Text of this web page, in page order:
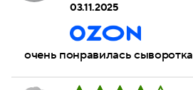
03.11.2025
очень понравилась сыворотка